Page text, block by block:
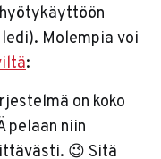
Molempia voi
:
on koko
pelaan niin
😉 Sitä